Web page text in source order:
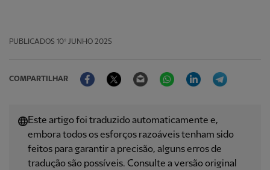
PUBLICADOS 10º JUNHO 2025
COMPARTILHAR
FacebookTwitter Email WhatsAppLinkedIn
Este artigo foi traduzido automaticamente e,
embora todos os esforços razoáveis ​​tenham sido
feitos para garantir a precisão, alguns erros de
tradução são possíveis. Consulte a versão original